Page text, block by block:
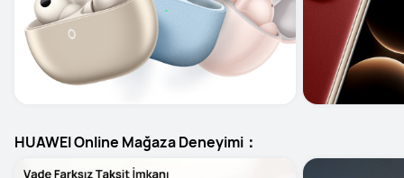
HUAWEI Online Mağaza Deneyimi：